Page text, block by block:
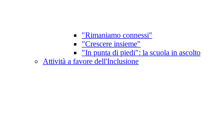
"Rimaniamo connessi"
"Crescere insieme"
"In punta di piedi": la scuola in ascolto
Attività a favore dell'Inclusione